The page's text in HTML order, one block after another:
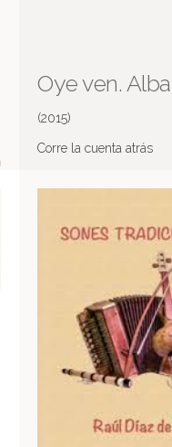
Oye ven.
(2015)
Corre la cuenta atrás